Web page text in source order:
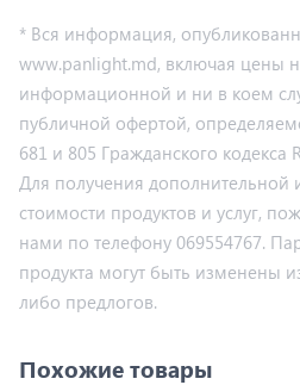
* Вся информация,
www.panlight.md, включая цены
информационной и ни в коем
публичной офертой,
681 и 805 Гражданского кодекса
Для получения
стоимости продуктов и услуг,
нами по телефону 069554767.
продукта могут быть изменены
либо предлогов.
Похожие товары